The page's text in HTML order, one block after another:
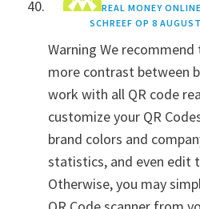
REAL MONEY
SCHREEF OP 8
Warning We
more contrast between
work with all QR code
customize your QR
brand colors and
statistics, and even edit
Otherwise, you may